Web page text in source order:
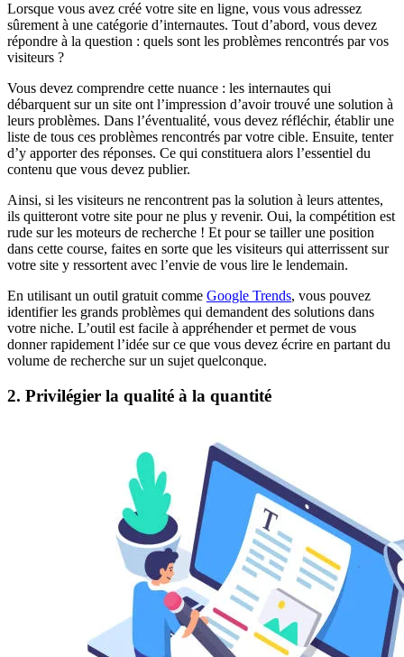
Lorsque vous avez créé votre site en ligne, vous vous adressez
sûrement à une catégorie d’internautes. Tout d’abord, vous devez
répondre à la question : quels sont les problèmes rencontrés par vos
visiteurs ?
Vous devez comprendre cette nuance : les internautes qui
débarquent sur un site ont l’impression d’avoir trouvé une solution à
leurs problèmes. Dans l’éventualité, vous devez réfléchir, établir une
liste de tous ces problèmes rencontrés par votre cible. Ensuite, tenter
d’y apporter des réponses. Ce qui constituera alors l’essentiel du
contenu que vous devez publier.
Ainsi, si les visiteurs ne rencontrent pas la solution à leurs attentes,
ils quitteront votre site pour ne plus y revenir. Oui, la compétition est
rude sur les moteurs de recherche ! Et pour se tailler une position
dans cette course, faites en sorte que les visiteurs qui atterrissent sur
votre site y ressortent avec l’envie de vous lire le lendemain.
En utilisant un outil gratuit comme Google Trends, vous pouvez
identifier les grands problèmes qui demandent des solutions dans
votre niche. L’outil est facile à appréhender et permet de vous
donner rapidement l’idée sur ce que vous devez écrire en partant du
volume de recherche sur un sujet quelconque.
2. Privilégier la qualité à la quantité